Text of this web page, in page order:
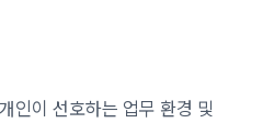
인이 선호하는 업무 환경 및